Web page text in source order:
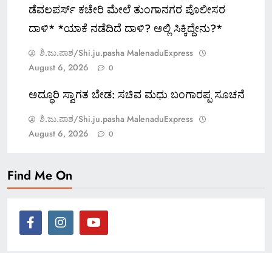
ಡೆವಲಪರ್ಸ್ ಕಚೇರಿ ಮೇಲೆ ತುಂಗಾನಗರ ಪೊಲೀಸರ
ದಾಳಿ* *ಯಾಕೆ ನಡೆದಿದೆ ದಾಳಿ? ಅಲ್ಲಿ ಸಿಕ್ಕಿದ್ದೇನು?*
ಶಿ.ಜು.ಪಾಶ/Shi.ju.pasha MalenaduExpress
August 6, 2026
0
ಅದ್ಧೂರಿ ಸ್ವಾಗತ ಬೇಡ: ಸಚಿವ ಮಧು ಬಂಗಾರಪ್ಪ ಸೂಚನೆ
ಶಿ.ಜು.ಪಾಶ/Shi.ju.pasha MalenaduExpress
August 6, 2026
0
Find Me On